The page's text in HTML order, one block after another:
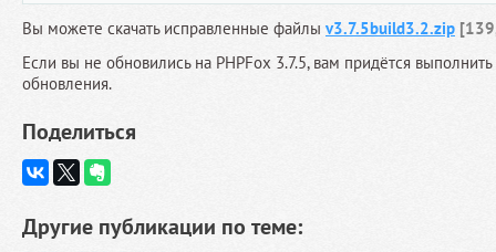
Вы можете скачать исправленные файлы v3.7.5build3.2.zip
Если вы не обновились на PHPFox 3.7.5, вам придётся
обновления.
Поделиться
Другие публикации по теме: